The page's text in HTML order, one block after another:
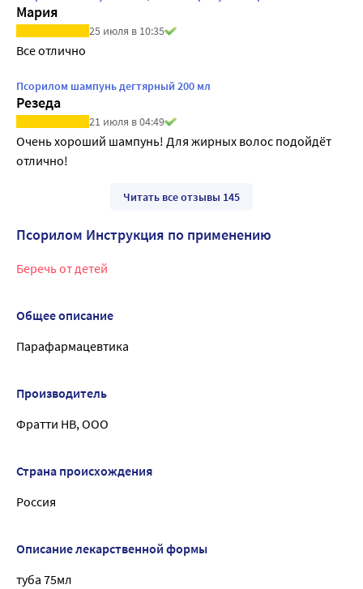
Мария
25 июля в 10:35
Все отлично
Псорилом шампунь дегтярный 200 мл
Резеда
21 июля в 04:49
Очень хороший шампунь! Для жирных волос подойдёт
отлично!
Читать все отзывы 145
Псорилом Инструкция по применению
Беречь от детей
Общее описание
Парафармацевтика
Производитель
Фратти НВ, ООО
Страна происхождения
Россия
Описание лекарственной формы
туба 75мл